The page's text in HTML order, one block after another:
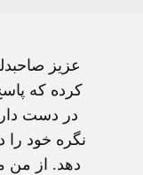
عزيز
کرده که
در دست
نگره خود
دهد. از من